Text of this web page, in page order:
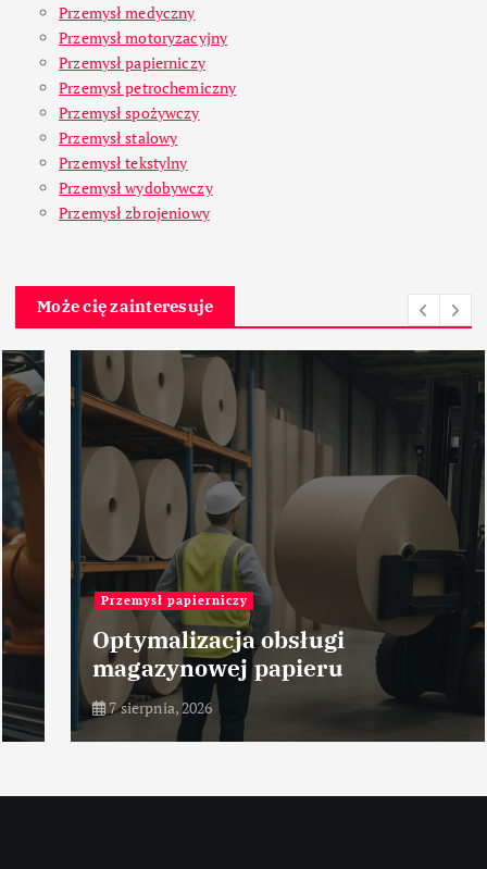
Przemysł medyczny
Przemysł motoryzacyjny
Przemysł papierniczy
Przemysł petrochemiczny
Przemysł spożywczy
Przemysł stalowy
Przemysł tekstylny
Przemysł wydobywczy
Przemysł zbrojeniowy
Może cię zainteresuje
Przemysł papierniczy
Optymalizacja obsługi
magazynowej papieru
7 sierpnia, 2026